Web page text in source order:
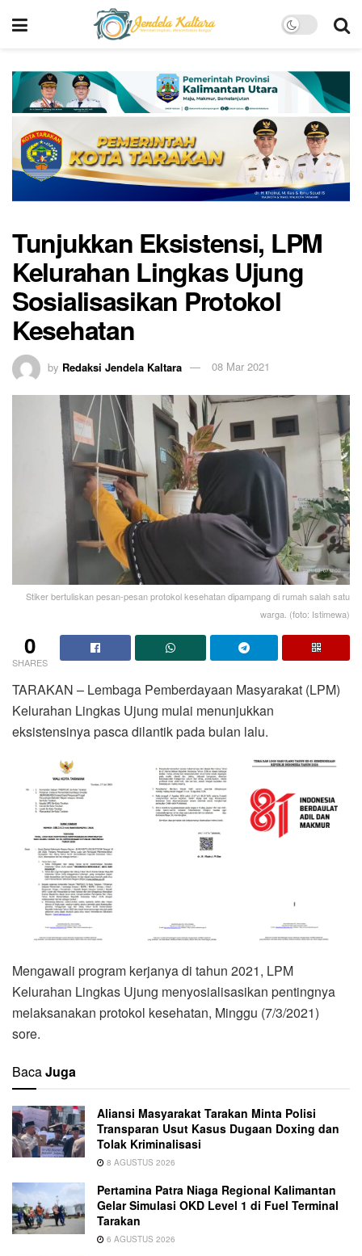
Tunjukkan Eksistensi, LPM
Kelurahan Lingkas Ujung
Sosialisasikan Protokol
Kesehatan
by Redaksi Jendela Kaltara 08 Mar 2021
Stiker bertuliskan pesan-pesan protokol kesehatan dipampang di rumah salah satu
warga. (foto: Istimewa)
0
SHARES
TARAKAN – Lembaga Pemberdayaan Masyarakat (LPM)
Kelurahan Lingkas Ujung mulai menunjukkan
eksistensinya pasca dilantik pada bulan lalu.
Mengawali program kerjanya di tahun 2021, LPM
Kelurahan Lingkas Ujung menyosialisasikan pentingnya
melaksanakan protokol kesehatan, Minggu (7/3/2021)
sore.
BacaJuga
Aliansi Masyarakat Tarakan Minta Polisi
Transparan Usut Kasus Dugaan Doxing dan
Tolak Kriminalisasi
8 AGUSTUS 2026
Pertamina Patra Niaga Regional Kalimantan
Gelar Simulasi OKD Level 1 di Fuel Terminal
Tarakan
6 AGUSTUS 2026